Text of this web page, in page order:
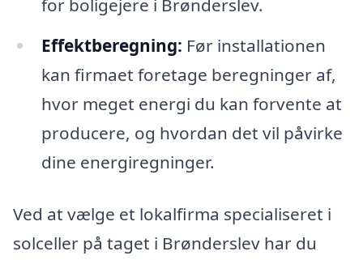
for boligejere i Brønderslev.
Effektberegning: Før installationen
kan firmaet foretage beregninger af,
hvor meget energi du kan forvente at
producere, og hvordan det vil påvirke
dine energiregninger.
Ved at vælge et lokalfirma specialiseret i
solceller på taget i Brønderslev har du